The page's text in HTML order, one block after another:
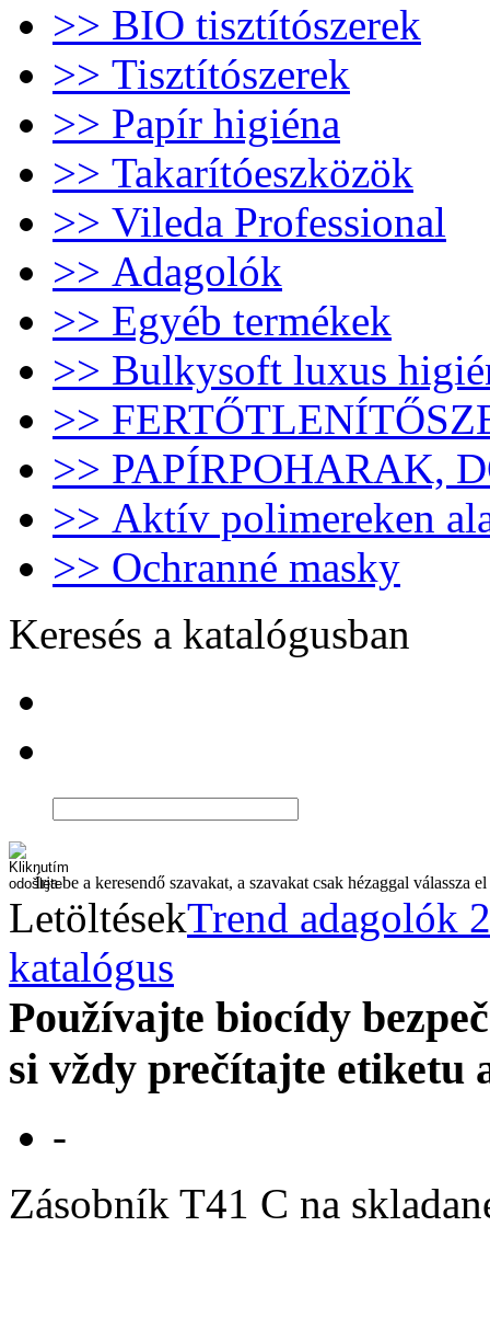
>> BIO tisztítószerek
>> Tisztítószerek
>> Papír higiéna
>> Takarítóeszközök
>> Vileda Professional
>> Adagolók
>> Egyéb termékek
>> Bulkysoft luxus
>>
>> PAPÍRPOHARAK,
>> Aktív polimereken
>> Ochranné masky
Keresés a katalógusban
Írja be a keresendő szavakat, a szavakat csak hézaggal válassza el
LetöltésekTrend adagolók
katalógus
Používajte biocídy
si vždy prečítajte etiketu
-
Zásobník T41 C na